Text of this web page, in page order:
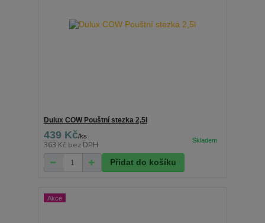
Dulux COW Pouštní stezka 2,5l
439 Kč/ks
363 Kč bez DPH
Přidat do košíku
Akce